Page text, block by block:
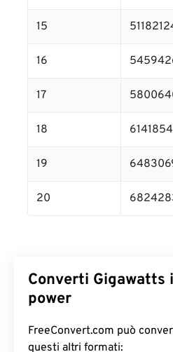
15
16
17
18
19
20
Converti Gigawatts
power
FreeConvert.com può
questi altri formati: